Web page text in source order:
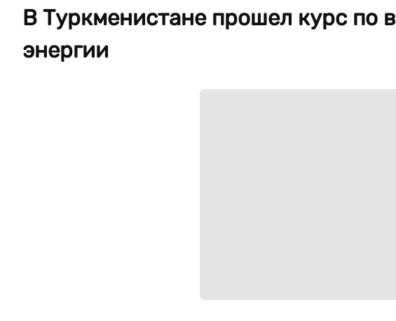
В Туркменистане прошел курс по
энергии